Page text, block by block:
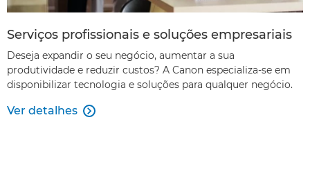
Serviços profissionais e soluções empresariais
Deseja expandir o seu negócio, aumentar a sua
produtividade e reduzir custos? A Canon especializa-se em
disponibilizar tecnologia e soluções para qualquer negócio.
Ver detalhes 